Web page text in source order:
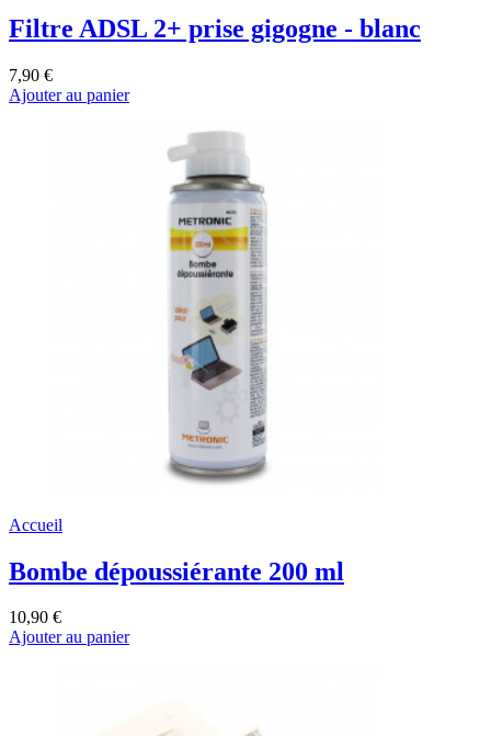
Filtre ADSL 2+ prise gigogne - blanc
7,90 €
Ajouter au panier
Accueil
Bombe dépoussiérante 200 ml
10,90 €
Ajouter au panier